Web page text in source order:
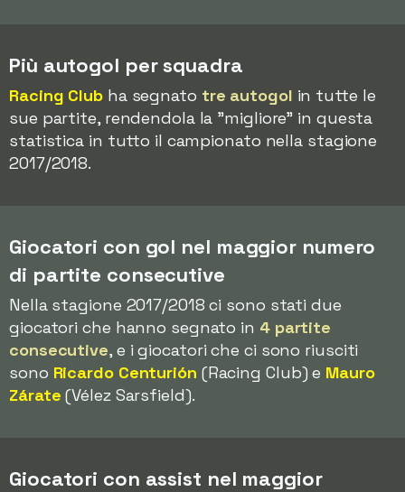
Più autogol per squadra
Racing Clubha segnato tre autogol in tutte le
sue partite, rendendola la "migliore" in questa
statistica in tutto il campionato nella stagione
2017/2018.
Giocatori con gol nel maggior numero
di partite consecutive
Nella stagione 2017/2018 ci sono stati due
giocatori che hanno segnato in 4 partite
consecutive, e i giocatori che ci sono riusciti
sono Ricardo Centurión (Racing Club) e Mauro
Zárate (Vélez Sarsfield).
Giocatori con assist nel maggior